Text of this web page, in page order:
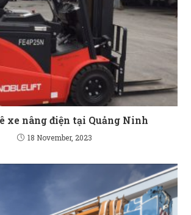
xe nâng điện tại Quảng Ninh
18 November, 2023